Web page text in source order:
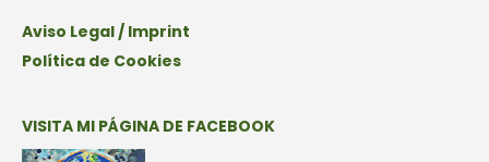
Aviso Legal / Imprint
Política de Cookies
VISITA MI PÁGINA DE FACEBOOK